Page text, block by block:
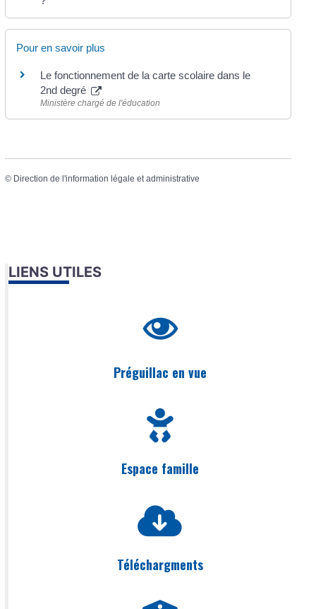
Pour en savoir plus
Le fonctionnement de la carte scolaire dans le
2nd degré
Ministère chargé de l'éducation
© Direction de l'information légale et administrative
LIENS UTILES
Préguillac en vue
Espace famille
Téléchargments